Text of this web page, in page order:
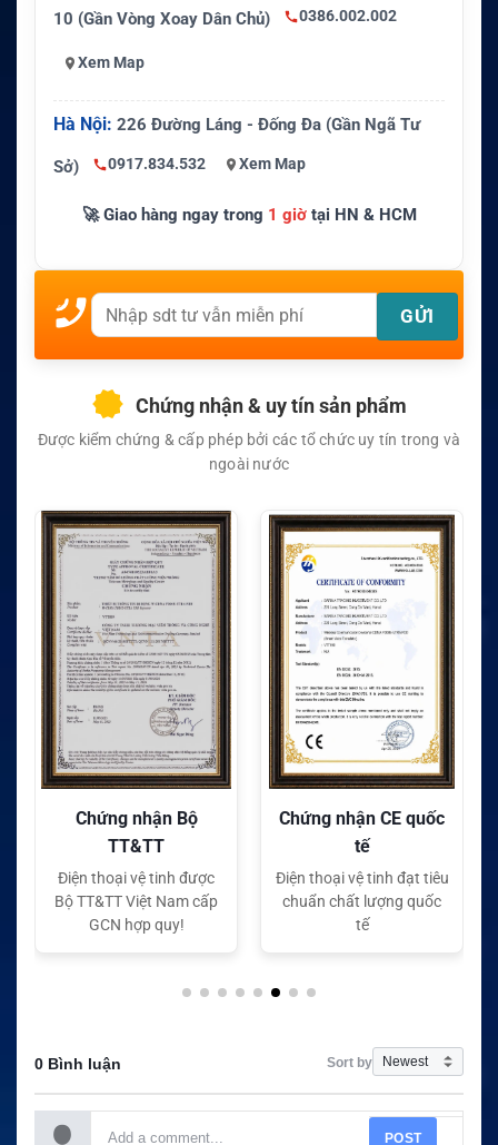
10 (Gần Vòng Xoay Dân Chủ) 0386.002.002
Xem Map
Hà Nội: 226 Đường Láng - Đống Đa (Gần Ngã Tư
Sở) 0917.834.532 Xem Map
🚀 Giao hàng ngay trong 1 giờtại HN & HCM
Chứng nhận & uy tín sản phẩm
Được kiểm chứng & cấp phép bởi các tổ chức uy tín trong và
ngoài nước
Chứng nhận Bộ
TT&TT
Điện thoại vệ tinh được
Bộ TT&TT Việt Nam cấp
GCN hợp quy!
Chứng nhận CE quốc
tế
Điện thoại vệ tinh đạt tiêu
chuẩn chất lượng quốc
tế
0 Bình luận Sort by
POST